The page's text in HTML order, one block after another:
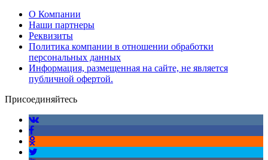
О Компании
Наши партнеры
Реквизиты
Политика компании в отношении обработки
персональных данных
Информация, размещенная на сайте, не является
публичной офертой.
Присоединяйтесь